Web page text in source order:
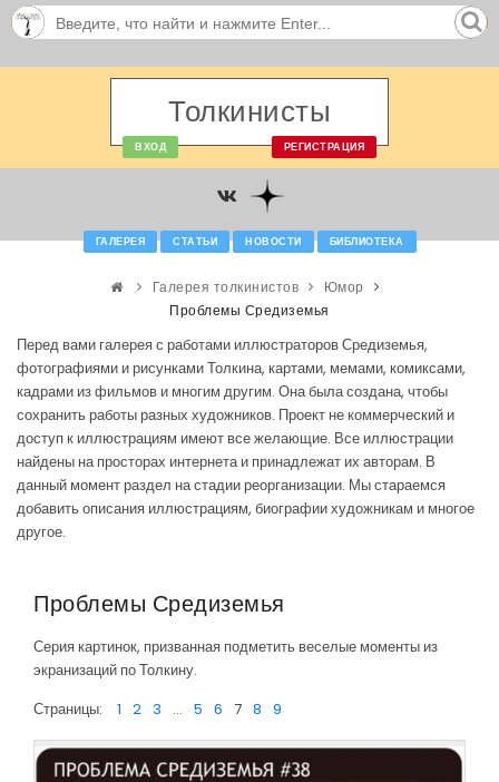
Толкинисты
ВХОД РЕГИСТРАЦИЯ
ГАЛЕРЕЯ СТАТЬИ НОВОСТИ БИБЛИОТЕКА
Галерея толкинистов
Юмор
Проблемы Средиземья
Перед вами галерея с работами иллюстраторов Средиземья,
фотографиями и рисунками Толкина, картами, мемами, комиксами,
кадрами из фильмов и многим другим. Она была создана, чтобы
сохранить работы разных художников. Проект не коммерческий и
доступ к иллюстрациям имеют все желающие. Все иллюстрации
найдены на просторах интернета и принадлежат их авторам. В
данный момент раздел на стадии реорганизации. Мы стараемся
добавить описания иллюстрациям, биографии художникам и многое
другое.
Проблемы Средиземья
Серия картинок, призванная подметить веселые моменты из
экранизаций по Толкину.
Страницы:
1 2 3 ... 5 6 7 8 9